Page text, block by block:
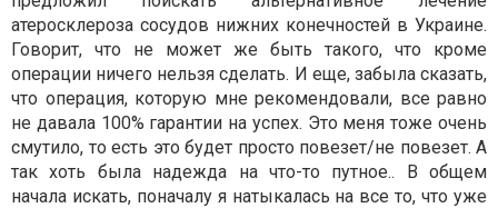
атеросклероза сосудов нижних конечностей в Украине.
Говорит, что не может же быть такого, что кроме
операции ничего нельзя сделать. И еще, забыла сказать,
что операция, которую мне рекомендовали, все равно
не давала 100% гарантии на успех. Это меня тоже очень
смутило, то есть это будет просто повезет/не повезет. А
так хоть была надежда на что-то путное.. В общем
начала искать, поначалу я натыкалась на все то, что уже